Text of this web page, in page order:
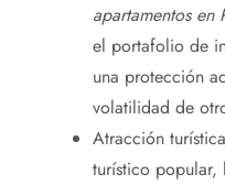
apartamentos en
el portafolio de
una protección
volatilidad de
Atracción
turístico popular,